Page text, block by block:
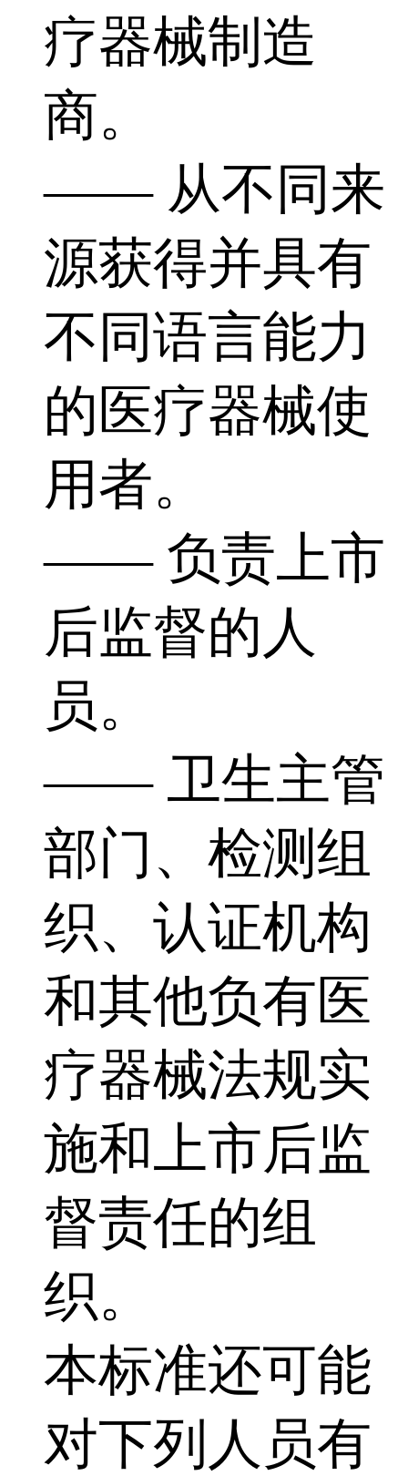
疗器械制造
商。
—— 从不同来
源获得并具有
不同语言能力
的医疗器械使
用者。
—— 负责上市
后监督的人
员。
—— 卫生主管
部门、检测组
织、认证机构
和其他负有医
疗器械法规实
施和上市后监
督责任的组
织。
本标准还可能
对下列人员有